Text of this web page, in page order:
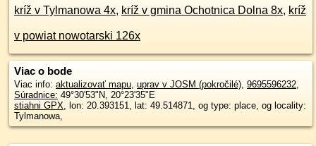
kríž v Tylmanowa 4x, kríž v gmina Ochotnica Dolna 8x, kríž
v powiat nowotarski 126x
Viac o bode
Viac info: aktualizovať mapu, uprav v JOSM (pokročilé), 9695596232,
Súradnice: 49°30'53"N, 20°23'35"E
stiahni GPX, lon: 20.393151, lat: 49.514871, og type: place, og locality:
Tylmanowa,